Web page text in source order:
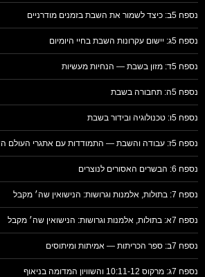
נספח 5ב: כיצד לשמור את השבת בזמנים מודרניים
נספח 5ג: יישום עקרונות השבת בחיי היומיום
נספח 5ד: מזון בשבת — הנחיות מעשיות
נספח 5ה: תחבורה בשבת
נספח 5ו: טכנולוגיה ובידור בשבת
נספח 5ז: עבודה והשבת — התמודדות עם אתגרי העולם האמיתי
נספח 6: הבשרים האסורים לנוצרים
נספח 7: בתולות, אלמנות וגרושות: הנישואין שה׳ מקבל
נספח 7א: בתולות, אלמנות וגרושות: הנישואין שה׳ מקבל
נספח 7ב: ספר הכריתות — אמיתות ומיתוסים
נספח 7ג: מרקוס 10:11-12 והשוויון המדומה בניאוף